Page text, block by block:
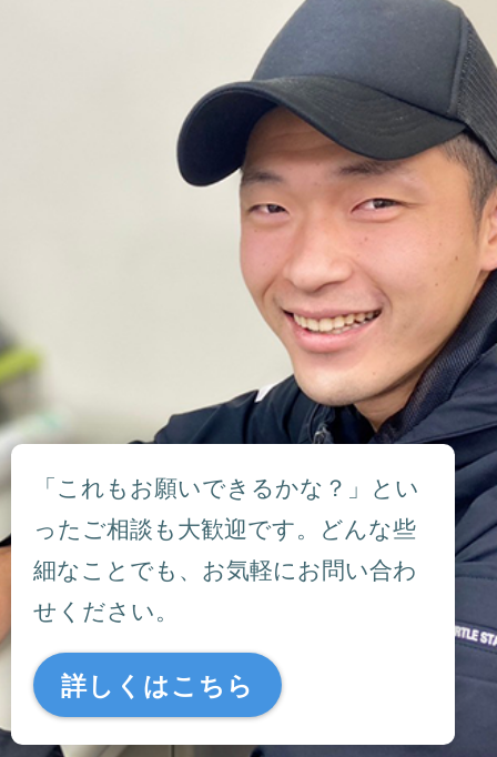
「これもお願いできるかな？」とい
ったご相談も大歓迎です。どんな些
細なことでも、お気軽にお問い合わ
せください。
詳しくはこちら